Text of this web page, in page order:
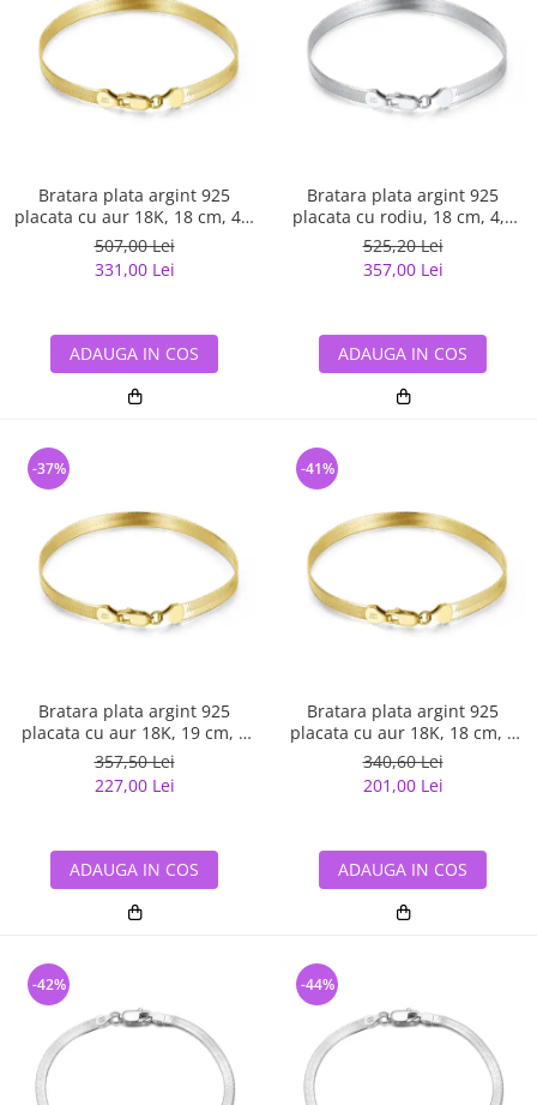
Bratara plata argint 925
placata cu aur 18K, 18 cm, 4,5
mm, UNISEX
507,00 Lei
331,00 Lei
ADAUGA IN COS
Bratara plata argint 925
placata cu rodiu, 18 cm, 4,5
mm, UNISEX
525,20 Lei
357,00 Lei
ADAUGA IN COS
Bratara plata argint 925
placata cu aur 18K, 19 cm, 3
mm, UNISEX
357,50 Lei
227,00 Lei
-37%
ADAUGA IN COS
Bratara plata argint 925
placata cu aur 18K, 18 cm, 3
mm, UNISEX
340,60 Lei
201,00 Lei
-41%
ADAUGA IN COS
-42% -44%